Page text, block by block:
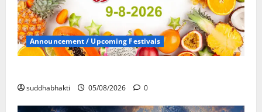
Announcement / Upcoming Festivals
suddhabhakti 05/08/2026 0